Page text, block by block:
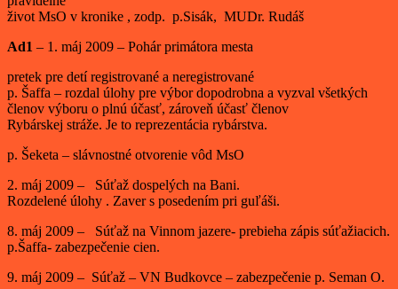
život MsO v kronike , zodp. p.Sisák, MUDr. Rudáš
Ad1 – 1. máj 2009 – Pohár primátora mesta
pretek pre detí registrované a neregistrované
p. Šaffa – rozdal úlohy pre výbor dopodrobna a vyzval všetkých
členov výboru o plnú účasť, zároveň účasť členov
Rybárskej stráže. Je to reprezentácia rybárstva.
p. Šeketa – slávnostné otvorenie vôd MsO
2. máj 2009 – Súťaž dospelých na Bani.
Rozdelené úlohy . Zaver s posedením pri guľáši.
8. máj 2009 – Súťaž na Vinnom jazere- prebieha zápis súťažiacich.
p.Šaffa- zabezpečenie cien.
9. máj 2009 – Súťaž – VN Budkovce – zabezpečenie p. Seman O.